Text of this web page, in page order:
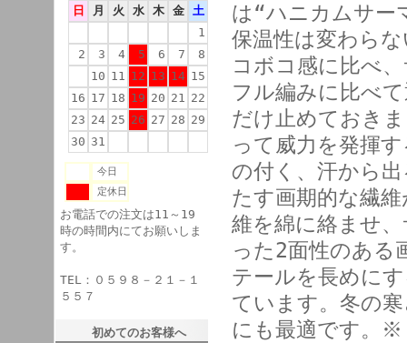
日
月 火 水 木 金
土
1
2
3 4 5 6 7
8
10 11 12 13 14 15
16 17 18 19 20 21 22
23 24 25 26 27 28 29
30 31
今日
定休日
お電話での注文は11～19
時の時間内にてお願いしま
す。
TEL：０５９８－２１－１
５５７
初めてのお客様へ
は“ハニカムサー
保温性は変わら
コボコ感に比べ
フル編みに比べ
だけ止めておき
って威力を発揮
の付く、汗から
たす画期的な繊
維を綿に絡ませ
った2面性のある
テールを長めに
ています。冬の
にも最適です。